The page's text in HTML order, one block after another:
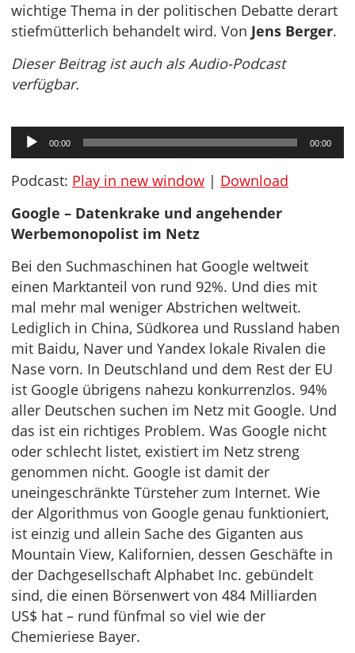
wichtige Thema in der politischen Debatte derart
stiefmütterlich behandelt wird. Von Jens Berger.
Dieser Beitrag ist auch als Audio-Podcast
verfügbar.
Audio-
Player
00:00 00:00
Podcast: Play in new window | Download
Google – Datenkrake und angehender
Werbemonopolist im Netz
Bei den Suchmaschinen hat Google weltweit
einen Marktanteil von rund 92%. Und dies mit
mal mehr mal weniger Abstrichen weltweit.
Lediglich in China, Südkorea und Russland haben
mit Baidu, Naver und Yandex lokale Rivalen die
Nase vorn. In Deutschland und dem Rest der EU
ist Google übrigens nahezu konkurrenzlos. 94%
aller Deutschen suchen im Netz mit Google. Und
das ist ein richtiges Problem. Was Google nicht
oder schlecht listet, existiert im Netz streng
genommen nicht. Google ist damit der
uneingeschränkte Türsteher zum Internet. Wie
der Algorithmus von Google genau funktioniert,
ist einzig und allein Sache des Giganten aus
Mountain View, Kalifornien, dessen Geschäfte in
der Dachgesellschaft Alphabet Inc. gebündelt
sind, die einen Börsenwert von 484 Milliarden
US$ hat – rund fünfmal so viel wie der
Chemieriese Bayer.